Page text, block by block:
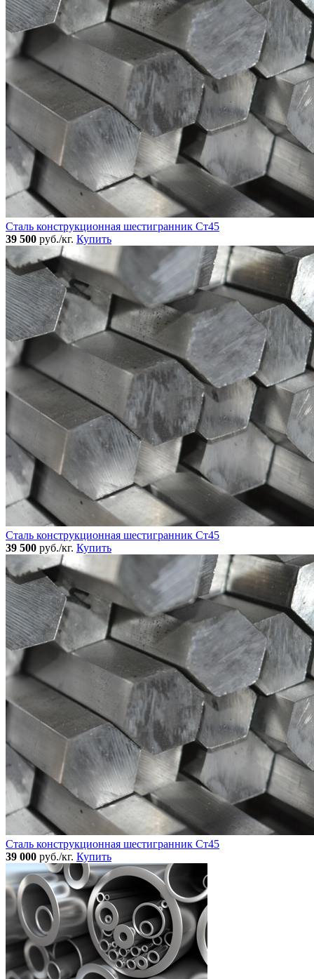
Сталь конструкционная шестигранник Ст45
39 500 руб./кг. Купить
Сталь конструкционная шестигранник Ст45
39 500 руб./кг. Купить
Сталь конструкционная шестигранник Ст45
39 000 руб./кг. Купить